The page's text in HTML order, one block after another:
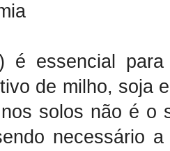
é essencial
de milho, soja
solos não é o
necessário